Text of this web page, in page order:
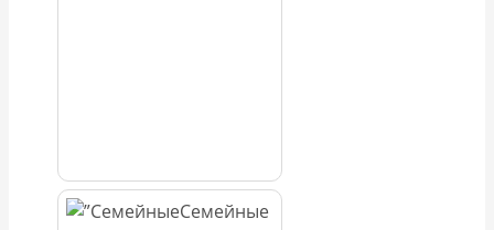
Семейные